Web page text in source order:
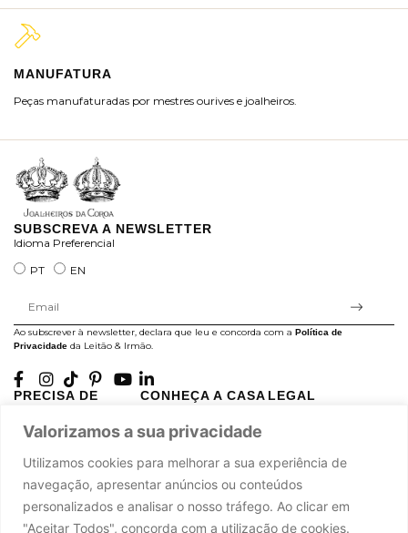
Valorizamos a sua privacidade
Utilizamos cookies para melhorar a sua experiência de
navegação, apresentar anúncios ou conteúdos
personalizados e analisar o nosso tráfego. Ao clicar em
"Aceitar Todos", concorda com a utilização de cookies.
MANUFATURA
Peças manufaturadas por mestres ourives e joalheiros.
SUBSCREVA A NEWSLETTER
Idioma Preferencial
PT
EN
Ao subscrever à newsletter, declara que leu e concorda com a Política de
Privacidade da Leitão & Irmão.
PRECISA DE
A minha conta
Contacte-nos
CONHEÇA A CASA
História
LEGAL
Termos e Condições
Livro de Reclamações